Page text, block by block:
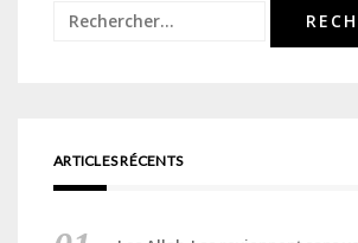
Rechercher :
ARTICLES RÉCENTS